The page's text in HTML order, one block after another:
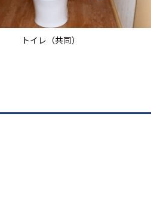
トイレ（共同）